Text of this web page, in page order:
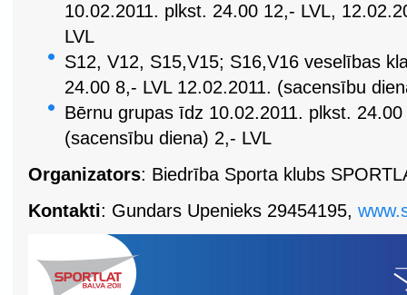
10.02.2011. plkst. 24.00 12,- LVL,
LVL
S12, V12, S15,V15; S16,V16 veselības
24.00 8,- LVL 12.02.2011. (sacensību
Bērnu grupas īdz 10.02.2011. plkst.
(sacensību diena) 2,- LVL
Organizators: Biedrība Sporta klubs
Kontakti: Gundars Upenieks 29454195,